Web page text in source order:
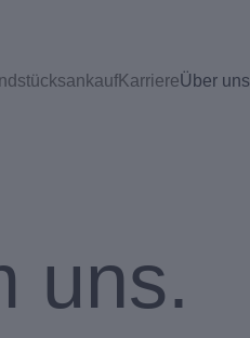
KarriereÜber uns
uns.